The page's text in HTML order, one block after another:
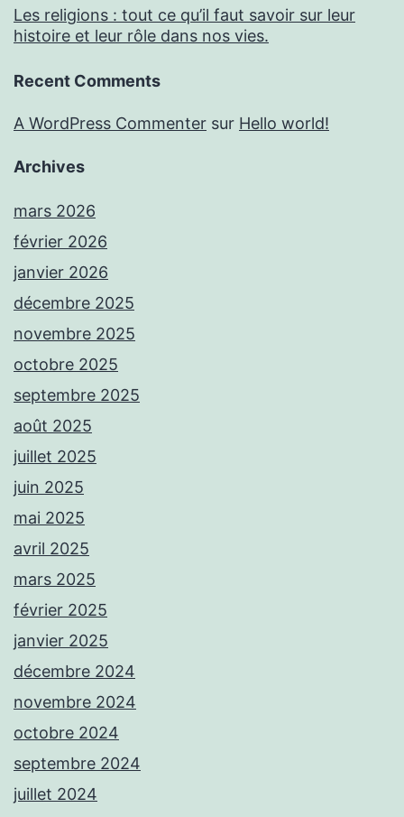
Les religions : tout ce qu’il faut savoir sur leur
histoire et leur rôle dans nos vies.
Recent Comments
A WordPress Commenter sur Hello world!
Archives
mars 2026
février 2026
janvier 2026
décembre 2025
novembre 2025
octobre 2025
septembre 2025
août 2025
juillet 2025
juin 2025
mai 2025
avril 2025
mars 2025
février 2025
janvier 2025
décembre 2024
novembre 2024
octobre 2024
septembre 2024
juillet 2024